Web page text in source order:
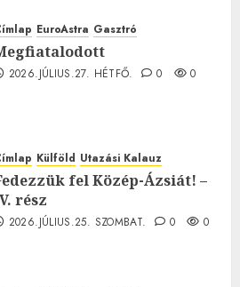
EuroAstra Gasztró
2026.JÚLIUS.27. HÉTFŐ. 0 0
Külföld Utazási Kalauz
fel Közép-Ázsiát! –
rész
2026.JÚLIUS.25. SZOMBAT. 0 0